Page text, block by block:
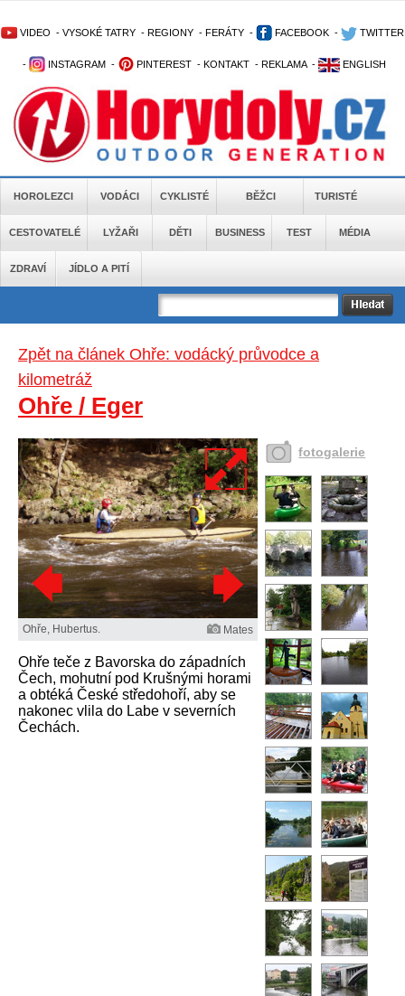
VIDEO - VYSOKÉ TATRY - REGIONY - FERÁTY - FACEBOOK - TWITTER
- INSTAGRAM - PINTEREST - KONTAKT - REKLAMA - ENGLISH
HOROLEZCI VODÁCI CYKLISTÉ BĚŽCI TURISTÉ
CESTOVATELÉ LYŽAŘI DĚTI BUSINESS TEST MÉDIA
ZDRAVÍ JÍDLO A PITÍ
Zpět na článek Ohře: vodácký průvodce a
kilometráž
Ohře / Eger
Ohře, Hubertus. Mates
Ohře teče z Bavorska do západních
Čech, mohutní pod Krušnými horami
a obtéká České středohoří, aby se
nakonec vlila do Labe v severních
Čechách.
fotogalerie